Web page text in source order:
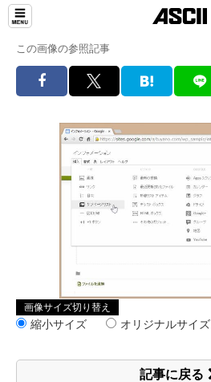
この画像の参照記事
画像サイズ切り替え
縮小サイズ オリジナルサイズ
記事に戻る